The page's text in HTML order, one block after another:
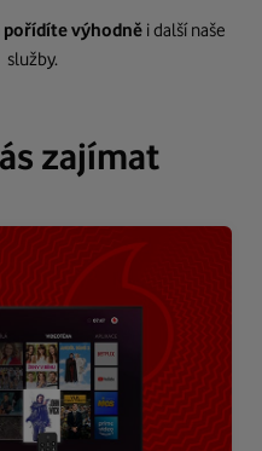
pořídíte výhodně i další naše
služby.
zajímat